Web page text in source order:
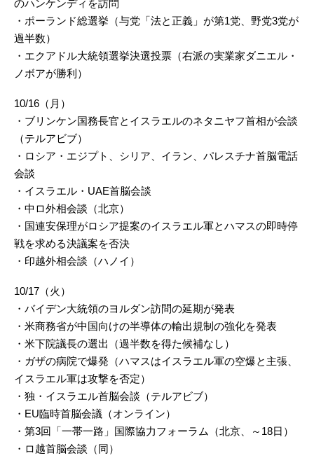
のハンケンディを訪問
・ポーランド総選挙（与党「法と正義」が第1党、野党3党が
過半数）
・エクアドル大統領選挙決選投票（右派の実業家ダニエル・
ノボアが勝利）
10/16（月）
・ブリンケン国務長官とイスラエルのネタニヤフ首相が会談
（テルアビブ）
・ロシア・エジプト、シリア、イラン、パレスチナ首脳電話
会談
・イスラエル・UAE首脳会談
・中ロ外相会談（北京）
・国連安保理がロシア提案のイスラエル軍とハマスの即時停
戦を求める決議案を否決
・印越外相会談（ハノイ）
10/17（火）
・バイデン大統領のヨルダン訪問の延期が発表
・米商務省が中国向けの半導体の輸出規制の強化を発表
・米下院議長の選出（過半数を得た候補なし）
・ガザの病院で爆発（ハマスはイスラエル軍の空爆と主張、
イスラエル軍は攻撃を否定）
・独・イスラエル首脳会談（テルアビブ）
・EU臨時首脳会議（オンライン）
・第3回「一帯一路」国際協力フォーラム（北京、～18日）
・ロ越首脳会談（同）